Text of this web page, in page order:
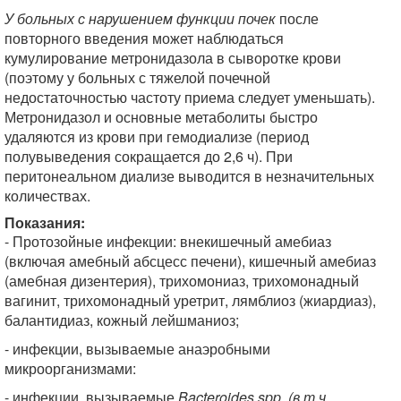
У больных с нарушением функции почек после
повторного введения может наблюдаться
кумулирование метронидазола в сыворотке крови
(поэтому у больных с тяжелой почечной
недостаточностью частоту приема следует уменьшать).
Метронидазол и основные метаболиты быстро
удаляются из крови при гемодиализе (период
полувыведения сокращается до 2,6 ч). При
перитонеальном диализе выводится в незначительных
количествах.
Показания:
- Протозойные инфекции: внекишечный амебиаз
(включая амебный абсцесс печени), кишечный амебиаз
(амебная дизентерия), трихомониаз, трихомонадный
вагинит, трихомонадный уретрит, лямблиоз (жиардиаз),
балантидиаз, кожный лейшманиоз;
- инфекции, вызываемые анаэробными
микроорганизмами: